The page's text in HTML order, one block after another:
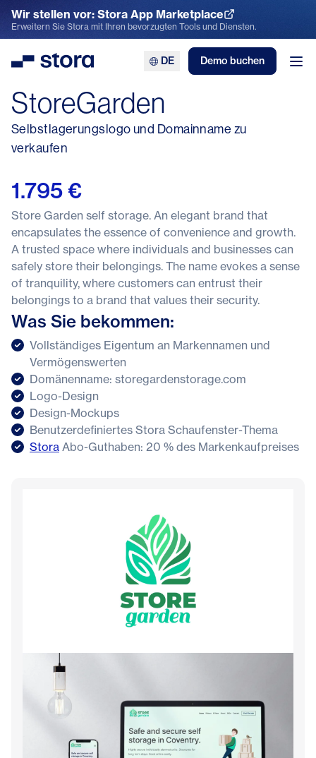
Wir stellen vor: Stora App Marketplace
App Marketplace entdecken
Erweitern Sie Stora mit Ihren bevorzugten Tools und Diensten.
Stora DE Demo buchen
StoreGarden
Selbstlagerungslogo und Domainname zu
verkaufen
1.795 €
Store Garden self storage. An elegant brand that
encapsulates the essence of convenience and growth.
A trusted space where individuals and businesses can
safely store their belongings. The name evokes a sense
of tranquility, where customers can entrust their
belongings to a brand that values their security.
Was Sie bekommen:
Vollständiges Eigentum an Markennamen und
Vermögenswerten
Domänenname: storegardenstorage.com
Logo-Design
Design-Mockups
Benutzerdefiniertes Stora Schaufenster-Thema
Stora Abo-Guthaben: 20 % des Markenkaufpreises